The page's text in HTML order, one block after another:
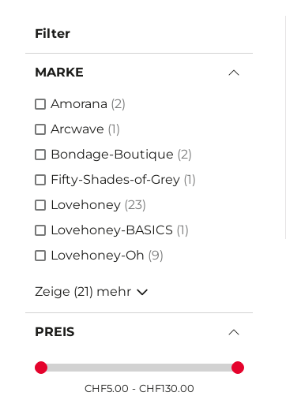
Filter
MARKE
Amorana (2)
Arcwave (1)
Bondage-Boutique (2)
Fifty-Shades-of-Grey (1)
Lovehoney (23)
Lovehoney-BASICS (1)
Lovehoney-Oh (9)
Zeige (21) mehr
PREIS
CHF5.00 - CHF130.00